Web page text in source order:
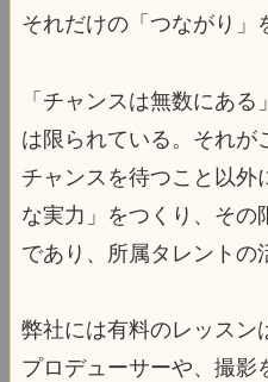
それだけの「つながり」
「チャンスは無数にあ
は限られている。それが
チャンスを待つこと以外
な実力」をつくり、その
であり、所属タレントの
弊社には有料のレッスン
プロデューサーや、撮影